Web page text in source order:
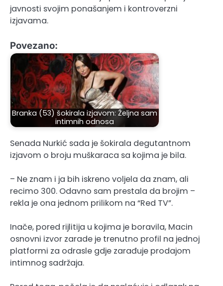
javnosti svojim ponašanjem i kontroverzni
izjavama.
Povezano:
Branka (53) šokirala izjavom: Željna sam
intimnih odnosa
Senada Nurkić sada je šokirala degutantnom
izjavom o broju muškaraca sa kojima je bila.
– Ne znam i ja bih iskreno voljela da znam, ali
recimo 300. Odavno sam prestala da brojim –
rekla je ona jednom prilikom na “Red TV”.
Inače, pored rijlitija u kojima je boravila, Macin
osnovni izvor zarade je trenutno profil na jednoj
platformi za odrasle gdje zarađuje prodajom
intimnog sadržaja.